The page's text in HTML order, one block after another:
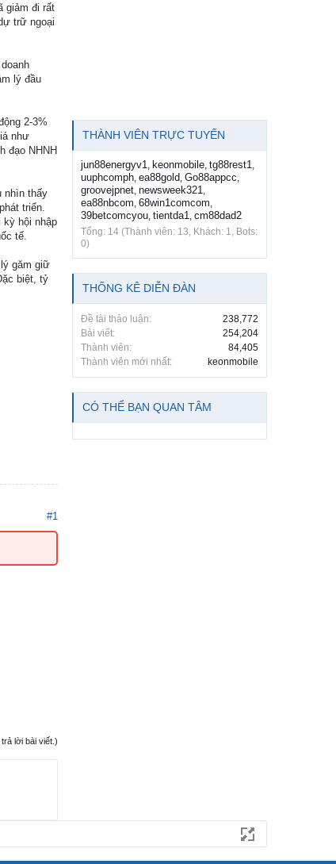
giảm đi rất
trữ ngoại
lý đầu
2-3%
như
đạo NHNH
nhìn thấy
triển.
hội nhập
tế.
găm giữ
biệt, tỷ
#1
lời bài viết.)
THÀNH VIÊN TRỰC TUYẾN
jun88energyv1, keonmobile, tg88rest1,
uuphcomph, ea88gold, Go88appcc,
groovejpnet, newsweek321,
ea88nbcom, 68win1comcom,
39betcomcyou, tientda1, cm88dad2
Tổng: 14 (Thành viên: 13, Khách: 1, Bots:
0)
THỐNG KÊ DIỄN ĐÀN
Đề tài thảo luận:
238,772
Bài viết:
254,204
Thành viên:
84,405
Thành viên mới nhất:
keonmobile
CÓ THỂ BẠN QUAN TÂM